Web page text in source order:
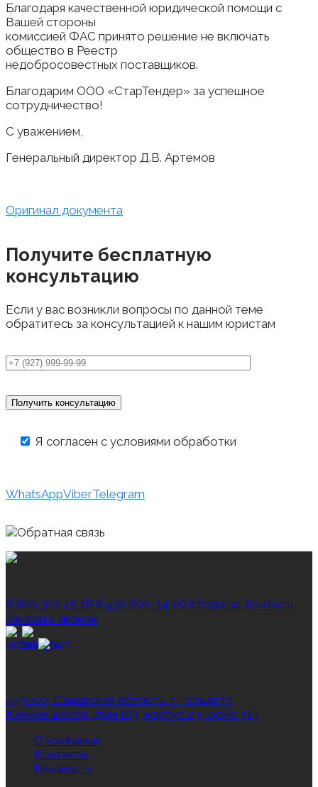
Благодаря качественной юридической помощи с
Вашей стороны
комиссией ФАС принято решение не включать
общество в Реестр
недобросовестных поставщиков.
Благодарим ООО «СтарТендер» за успешное
сотрудничество!
С уважением,
Генеральный директор Д.В. Артемов
Оригинал документа
Получите бесплатную
консультацию
Если у вас возникли вопросы по данной теме
обратитесь за консультацией к нашим юристам
Я согласен с условиями обработки
WhatsAppViberTelegram
8 800 302 45 28 8 930 600‑34‑00 info@star-tender.ru
Заказать звонок
445000, Самарская область, г. Тольятти,
Южное шоссе, дом 163, корпус 2.3, офис 315
О компании
Контакты
Реквизиты